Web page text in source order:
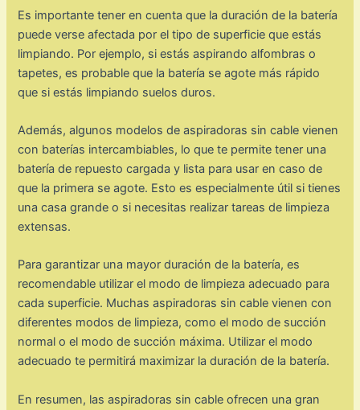
Es importante tener en cuenta que la duración de la batería
puede verse afectada por el tipo de superficie que estás
limpiando. Por ejemplo, si estás aspirando alfombras o
tapetes, es probable que la batería se agote más rápido
que si estás limpiando suelos duros.
Además, algunos modelos de aspiradoras sin cable vienen
con baterías intercambiables, lo que te permite tener una
batería de repuesto cargada y lista para usar en caso de
que la primera se agote. Esto es especialmente útil si tienes
una casa grande o si necesitas realizar tareas de limpieza
extensas.
Para garantizar una mayor duración de la batería, es
recomendable utilizar el modo de limpieza adecuado para
cada superficie. Muchas aspiradoras sin cable vienen con
diferentes modos de limpieza, como el modo de succión
normal o el modo de succión máxima. Utilizar el modo
adecuado te permitirá maximizar la duración de la batería.
En resumen, las aspiradoras sin cable ofrecen una gran